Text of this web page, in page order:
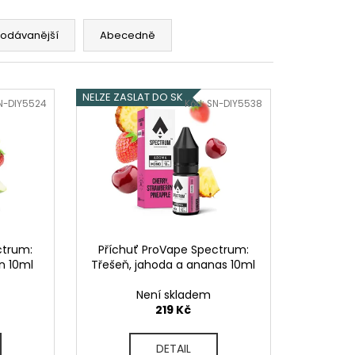
Abecedně
10ml
DIY5524 NELZE ZASLAT DO SK
Příchuť ProVape Spectrum:
Třešeň, jahoda a ananas 10ml
Není skladem
219 Kč
DETAIL
Kód:SN-DIY5538
- 20MG -